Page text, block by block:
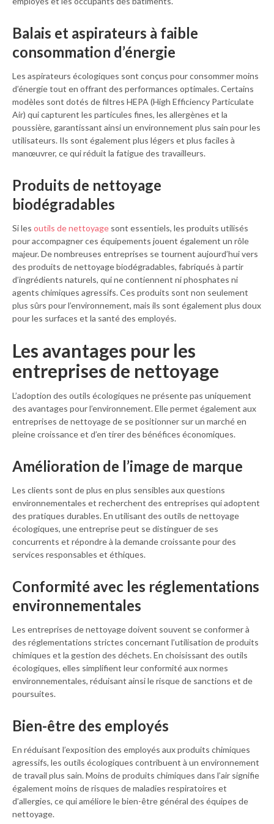
Balais et aspirateurs à faible
consommation d’énergie
Les aspirateurs écologiques sont conçus pour consommer moins
d’énergie tout en offrant des performances optimales. Certains
modèles sont dotés de filtres HEPA (High Efficiency Particulate
Air) qui capturent les particules fines, les allergènes et la
poussière, garantissant ainsi un environnement plus sain pour les
utilisateurs. Ils sont également plus légers et plus faciles à
manœuvrer, ce qui réduit la fatigue des travailleurs.
Produits de nettoyage
biodégradables
Si les outils de nettoyage sont essentiels, les produits utilisés
pour accompagner ces équipements jouent également un rôle
majeur. De nombreuses entreprises se tournent aujourd’hui vers
des produits de nettoyage biodégradables, fabriqués à partir
d’ingrédients naturels, qui ne contiennent ni phosphates ni
agents chimiques agressifs. Ces produits sont non seulement
plus sûrs pour l’environnement, mais ils sont également plus doux
pour les surfaces et la santé des employés.
Les avantages pour les
entreprises de nettoyage
L’adoption des outils écologiques ne présente pas uniquement
des avantages pour l’environnement. Elle permet également aux
entreprises de nettoyage de se positionner sur un marché en
pleine croissance et d’en tirer des bénéfices économiques.
Amélioration de l’image de marque
Les clients sont de plus en plus sensibles aux questions
environnementales et recherchent des entreprises qui adoptent
des pratiques durables. En utilisant des outils de nettoyage
écologiques, une entreprise peut se distinguer de ses
concurrents et répondre à la demande croissante pour des
services responsables et éthiques.
Conformité avec les réglementations
environnementales
Les entreprises de nettoyage doivent souvent se conformer à
des réglementations strictes concernant l’utilisation de produits
chimiques et la gestion des déchets. En choisissant des outils
écologiques, elles simplifient leur conformité aux normes
environnementales, réduisant ainsi le risque de sanctions et de
poursuites.
Bien-être des employés
En réduisant l’exposition des employés aux produits chimiques
agressifs, les outils écologiques contribuent à un environnement
de travail plus sain. Moins de produits chimiques dans l’air signifie
également moins de risques de maladies respiratoires et
d’allergies, ce qui améliore le bien-être général des équipes de
nettoyage.